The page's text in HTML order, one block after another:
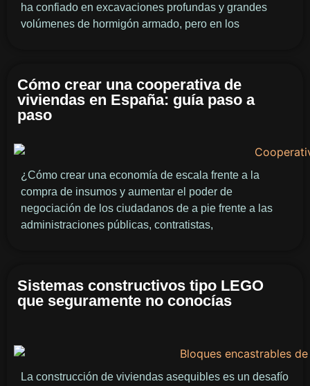
ha confiado en excavaciones profundas y grandes
volúmenes de hormigón armado, pero en los
Cómo crear una cooperativa de
viviendas en España: guía paso a
paso
¿Cómo crear una economía de escala frente a la
compra de insumos y aumentar el poder de
negociación de los ciudadanos de a pie frente a las
administraciones públicas, contratistas,
Sistemas constructivos tipo LEGO
que seguramente no conocías
La construcción de viviendas asequibles es un desafío